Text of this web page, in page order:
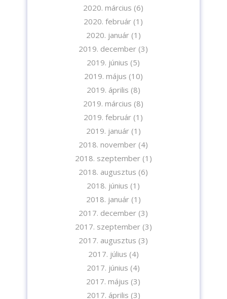
2020. március (6)
2020. február (1)
2020. január(1)
2019. december (3)
2019. június (5)
2019. május (10)
2019. április (8)
2019. március (8)
2019. február (1)
2019. január(1)
2018. november (4)
2018. szeptember(1)
2018. augusztus (6)
2018. június (1)
2018. január(1)
2017. december (3)
2017. szeptember(3)
2017. augusztus (3)
2017. július (4)
2017. június (4)
2017. május (3)
2017. április (3)